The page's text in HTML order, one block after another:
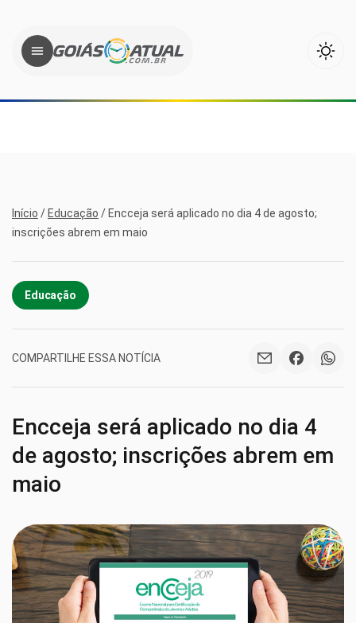
Início / Educação / Encceja será aplicado no dia 4 de agosto;
inscrições abrem em maio
Educação
COMPARTILHE ESSA NOTÍCIA
Encceja será aplicado no dia 4
de agosto; inscrições abrem em
maio